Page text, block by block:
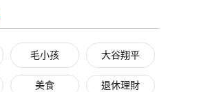
毛小孩 大谷翔平
美食 退休理財